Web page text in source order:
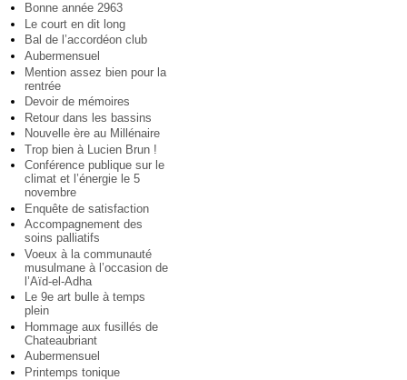
Bonne année 2963
Le court en dit long
Bal de l’accordéon club
Aubermensuel
Mention assez bien pour la
rentrée
Devoir de mémoires
Retour dans les bassins
Nouvelle ère au Millénaire
Trop bien à Lucien Brun !
Conférence publique sur le
climat et l’énergie le 5
novembre
Enquête de satisfaction
Accompagnement des
soins palliatifs
Voeux à la communauté
musulmane à l’occasion de
l’Aïd-el-Adha
Le 9e art bulle à temps
plein
Hommage aux fusillés de
Chateaubriant
Aubermensuel
Printemps tonique